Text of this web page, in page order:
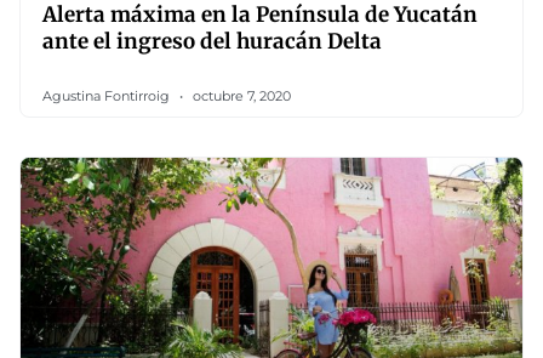
Alerta máxima en la Península de Yucatán
ante el ingreso del huracán Delta
Agustina Fontirroig octubre 7, 2020